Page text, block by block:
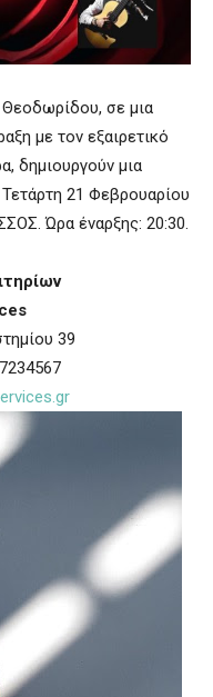
σε μια
με τον εξαιρετικό
δημιουργούν μια
21 Φεβρουαρίου
Ώρα έναρξης: 20:30.
39